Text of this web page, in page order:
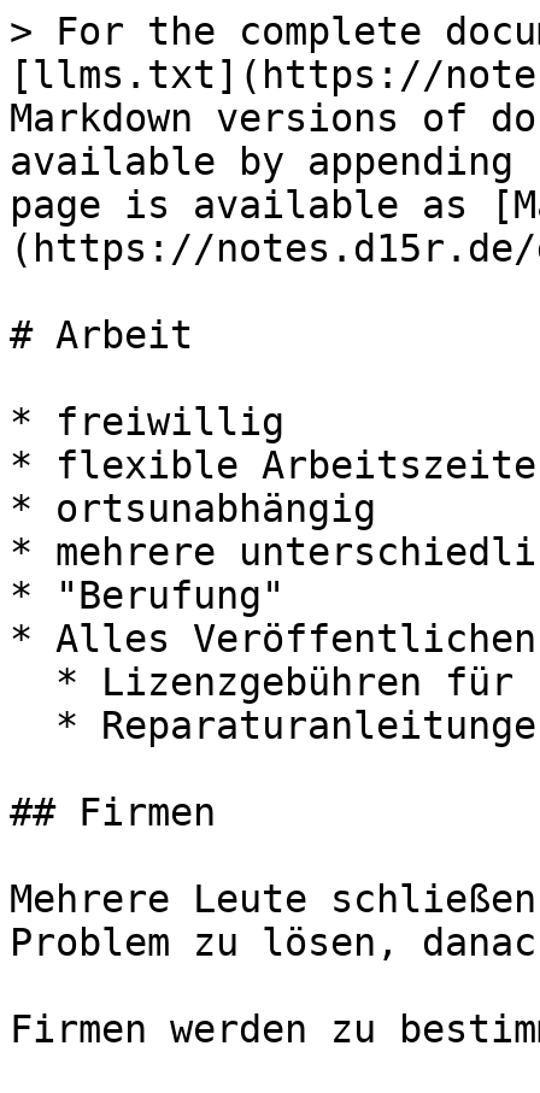
> For the complete
[llms.txt](https://
Markdown versions of
available by
page is available as
(https://
# Arbeit
* freiwillig
* flexible
* ortsunabhängig
* mehrere
* "Berufung"
* Alles Veröffentlichen
## Firmen
Mehrere Leute
Problem zu lösen,
Firmen werden zu